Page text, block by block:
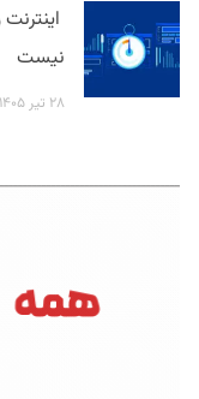
نیست
۲۸ تیر ۱۴۰۵